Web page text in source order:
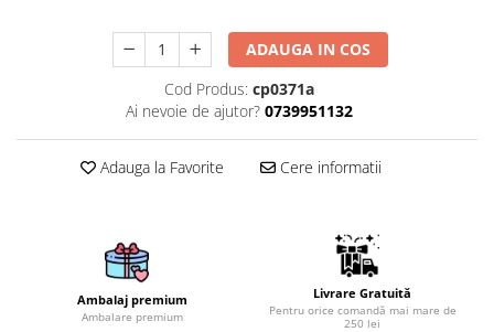
Accesorii de Bucatarie
Tocatoare Personalizate
Suporturi de Pahare
Ustensile de bucatarie
Termosuri Personalizate
Desfacatoare si Tirbusoane
Shaker, Plosca
ADAUGA IN COS
Cod Produs: cp0371a
Ai nevoie de ajutor? 0739951132
Adauga la Favorite Cere informatii
Ambalaj premium
Ambalare premium
Livrare Gratuită
Pentru orice comandă mai mare de
250 lei